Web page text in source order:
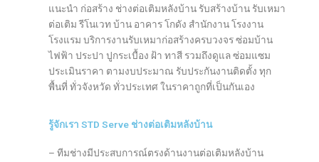
แนะนำ ก่อสร้าง ช่างต่อเติมหลังบ้าน รับสร้างบ้าน รับเหมา
ต่อเติม รีโนเวท บ้าน อาคาร โกดัง สำนักงาน โรงงาน
โรงแรม บริการงานรับเหมาก่อสร้างครบวงจร ซ่อมบ้าน
ไฟฟ้า ประปา ปูกระเบื้อง ฝ้า ทาสี รวมถึงดูแล ซ่อมแซม
ประเมินราคา ตามงบประมาณ รับประกันงานติดตั้ง ทุก
พื้นที่ ทั่วจังหวัด ทั่วประเทศ ในราคาถูกที่เป็นกันเอง
รู้จักเรา STD Serve ช่างต่อเติมหลังบ้าน
– ทีมช่างมีประสบการณ์ตรงด้านงานต่อเติมหลังบ้าน